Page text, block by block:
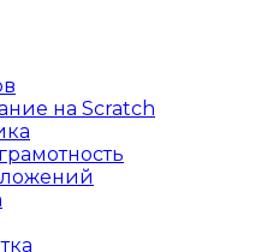
на Scratch